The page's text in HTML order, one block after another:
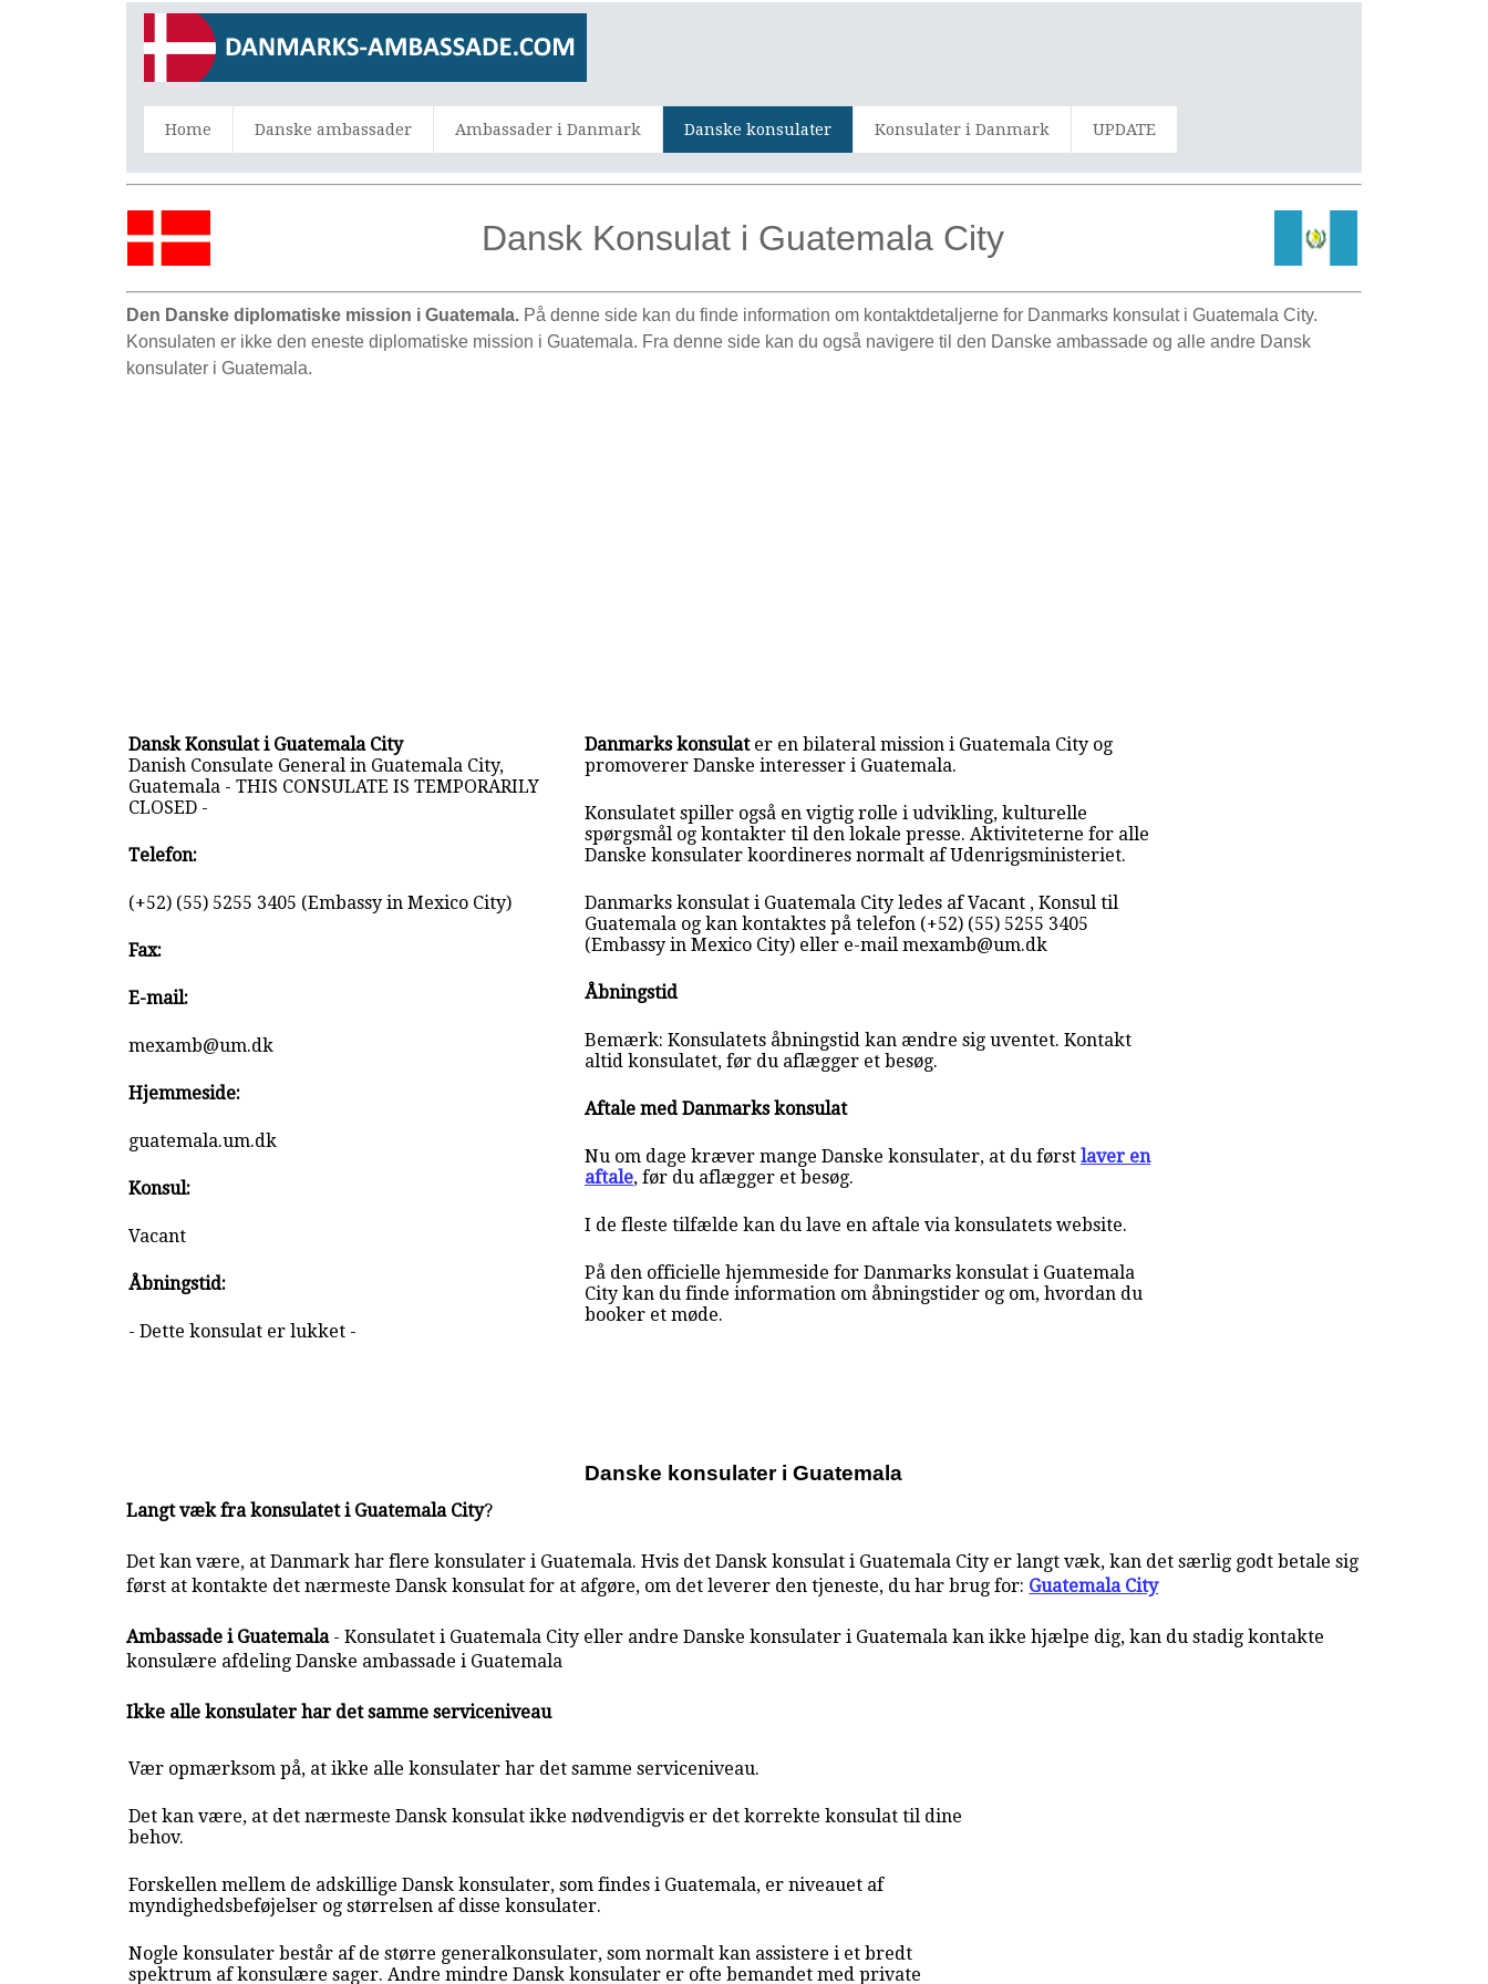
Home Danske ambassader Ambassader i Danmark Danske konsulater Konsulater i Danmark UPDATE
Dansk Konsulat i Guatemala City
Den Danske diplomatiske mission i Guatemala. På denne side kan du finde information om kontaktdetaljerne for Danmarks konsulat i Guatemala City.
Konsulaten er ikke den eneste diplomatiske mission i Guatemala. Fra denne side kan du også navigere til den Danske ambassade og alle andre Dansk
konsulater i Guatemala.
Dansk Konsulat i Guatemala City
Danish Consulate General in Guatemala City,
Guatemala - THIS CONSULATE IS TEMPORARILY
CLOSED -
Telefon:
(+52) (55) 5255 3405 (Embassy in Mexico City)
Fax:
E-mail:
mexamb@um.dk
Hjemmeside:
guatemala.um.dk
Konsul:
Vacant
Åbningstid:
- Dette konsulat er lukket -
Danmarks konsulater en bilateral mission i Guatemala City og
promoverer Danske interesser i Guatemala.
Konsulatet spiller også en vigtig rolle i udvikling, kulturelle
spørgsmål og kontakter til den lokale presse. Aktiviteterne for alle
Danske konsulater koordineres normalt af Udenrigsministeriet.
Danmarks konsulat i Guatemala City ledes af Vacant , Konsul til
Guatemala og kan kontaktes på telefon (+52) (55) 5255 3405
(Embassy in Mexico City) eller e-mail mexamb@um.dk
Åbningstid
Bemærk: Konsulatets åbningstid kan ændre sig uventet. Kontakt
altid konsulatet, før du aflægger et besøg.
Aftale med Danmarks konsulat
Nu om dage kræver mange Danske konsulater, at du førstlaver en
aftale, før du aflægger et besøg.
I de fleste tilfælde kan du lave en aftale via konsulatets website.
På den officielle hjemmeside for Danmarks konsulat i Guatemala
City kan du finde information om åbningstider og om, hvordan du
booker et møde.
Danske konsulater i Guatemala
Langt væk fra konsulatet i Guatemala City?
Det kan være, at Danmark har flere konsulater i Guatemala. Hvis det Dansk konsulat i Guatemala City er langt væk, kan det særlig godt betale sig
først at kontakte det nærmeste Dansk konsulat for at afgøre, om det leverer den tjeneste, du har brug for: Guatemala City
Ambassade i Guatemala- Konsulatet i Guatemala City eller andre Danske konsulater i Guatemala kan ikke hjælpe dig, kan du stadig kontakte
konsulære afdeling Danske ambassade i Guatemala
Ikke alle konsulater har det samme serviceniveau
Vær opmærksom på, at ikke alle konsulater har det samme serviceniveau.
Det kan være, at det nærmeste Dansk konsulat ikke nødvendigvis er det korrekte konsulat til dine
behov.
Forskellen mellem de adskillige Dansk konsulater, som findes i Guatemala, er niveauet af
myndighedsbeføjelser og størrelsen af disse konsulater.
Nogle konsulater består af de større generalkonsulater, som normalt kan assistere i et bredt
spektrum af konsulære sager. Andre mindre Dansk konsulater er ofte bemandet med private